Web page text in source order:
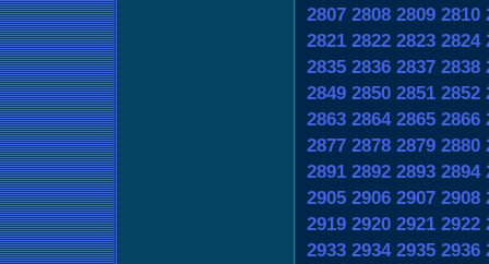
2807 2808 2809 2810
2821 2822 2823 2824
2835 2836 2837 2838
2849 2850 2851 2852
2863 2864 2865 2866
2877 2878 2879 2880
2891 2892 2893 2894
2905 2906 2907 2908
2919 2920 2921 2922
2933 2934 2935 2936